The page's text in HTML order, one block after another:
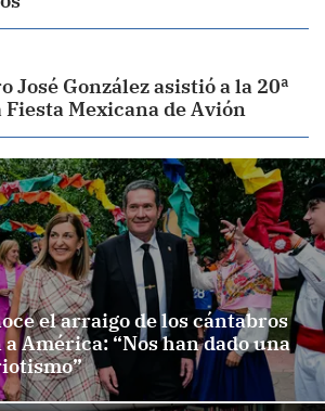
José González asistió a la 20ª
Mexicana de Avión
el arraigo de los cántabros
América: “Nos han dado una